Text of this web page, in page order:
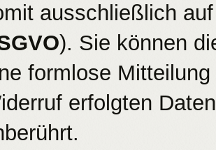
ausschließlich
). Sie können
formlose
erfolgten